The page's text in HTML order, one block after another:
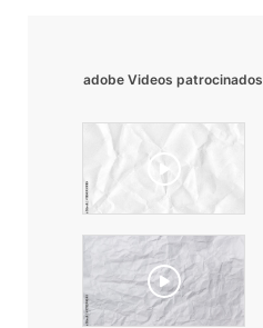
adobe Videos patrocinados